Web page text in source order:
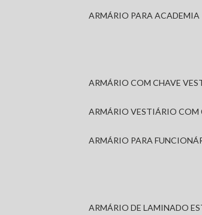
ARMÁRIO PARA ACADEMIA
ARMÁRIO COM CHAVE
ARMÁRIO VESTIÁRIO COM
ARMÁRIO PARA
ARMÁRIO DE LAMINADO